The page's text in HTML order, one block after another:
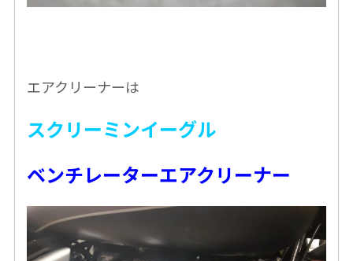
エアクリーナーは
スクリーミンイーグル
ベンチレーターエアクリーナー